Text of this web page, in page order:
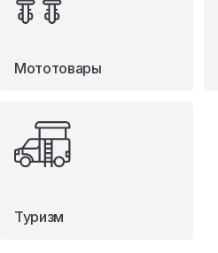
Мототовары
Туризм